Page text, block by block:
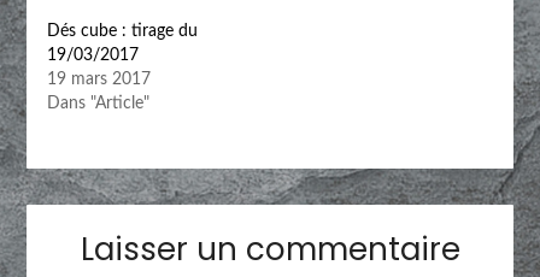
Dés cube : tirage du
19/03/2017
19 mars 2017
Dans "Article"
Laisser un commentaire